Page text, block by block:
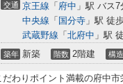
交通 京王線 「 府中 」駅 バス
中央線 「 国分寺 」駅 徒
武蔵野線 「 北府中 」駅
築年 新築 階数 2階建 構造
だわりポイント満載の府中